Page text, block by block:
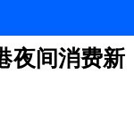
夜间消费新